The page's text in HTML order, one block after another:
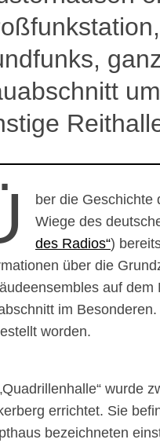
ber die Geschichte
Wiege des
des Radios“)
über die
auf
im
worden.
wurde
errichtet. Sie
bezeichneten